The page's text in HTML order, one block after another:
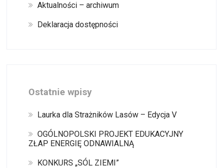
Aktualności – archiwum
Deklaracja dostępności
Ostatnie wpisy
Laurka dla Strażników Lasów – Edycja V
OGÓLNOPOLSKI PROJEKT EDUKACYJNY
ZŁAP ENERGIĘ ODNAWIALNĄ
KONKURS „SÓL ZIEMI”